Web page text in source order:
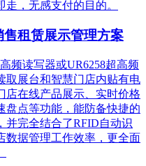
，无感支付的目的。
租赁展示管理方案
频读写器或UR6258超高频
取展台和智慧门店内贴有电
店在线产品展示、实时价格
盘点等功能，能防备快捷的
并完全结合了RFID自动识
数据管理工作效率，更全面